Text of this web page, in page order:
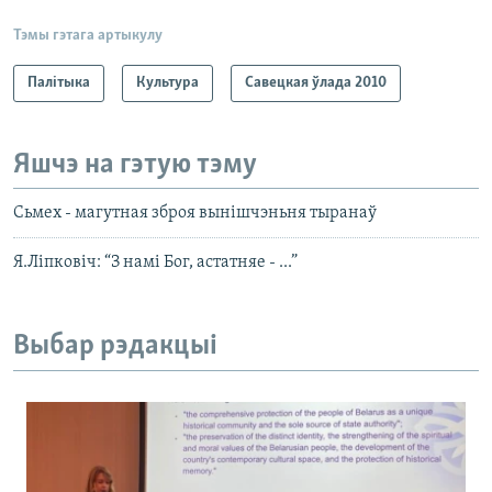
Тэмы гэтага артыкулу
Палітыка Культура Савецкая ўлада 2010
Яшчэ на гэтую тэму
Сьмех - магутная зброя вынішчэньня тыранаў
Я.Ліпковіч: “З намі Бог, астатняе - ...”
Выбар рэдакцыі